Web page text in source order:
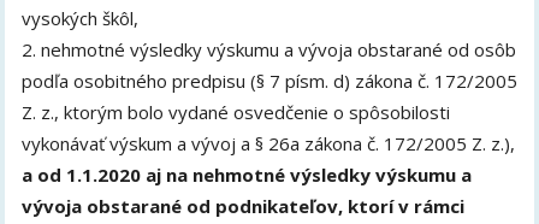
vysokých škôl,
2. nehmotné výsledky výskumu a vývoja obstarané od osôb
podľa osobitného predpisu (§ 7 písm. d) zákona č. 172/2005
Z. z., ktorým bolo vydané osvedčenie o spôsobilosti
vykonávať výskum a vývoj a § 26a zákona č. 172/2005 Z. z.),
a od 1.1.2020 aj na nehmotné výsledky výskumu a
vývoja obstarané od podnikateľov, ktorí v rámci